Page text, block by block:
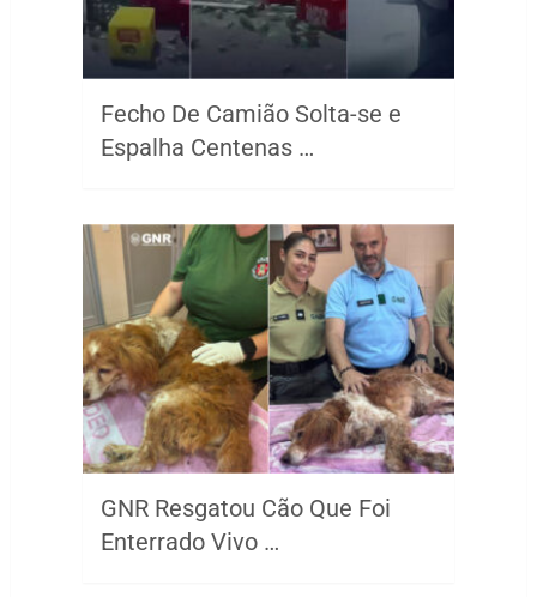
Fecho De Camião Solta-se e
Espalha Centenas …
GNR Resgatou Cão Que Foi
Enterrado Vivo …